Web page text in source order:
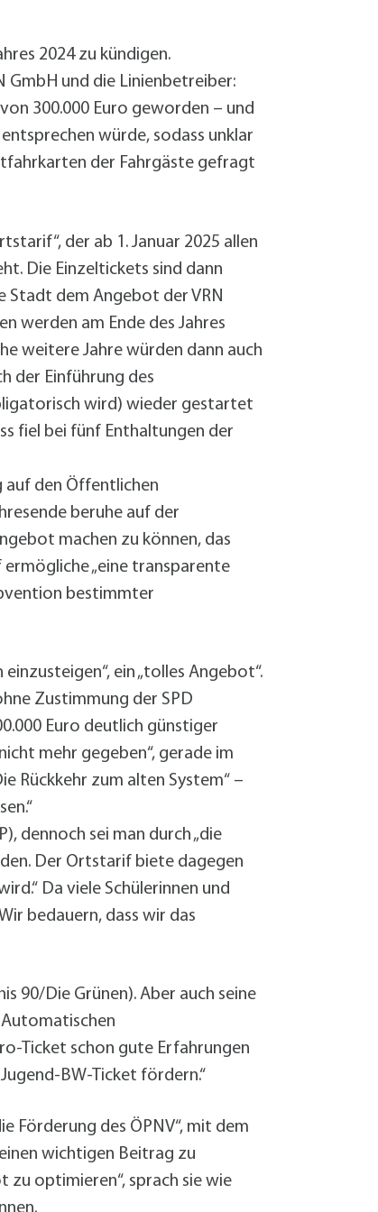
2024 zu kündigen.
GmbH und die Linienbetreiber:
300.000 Euro geworden – und
würde, sodass unklar
der Fahrgäste gefragt
der ab 1. Januar 2025 allen
Die Einzeltickets sind dann
Stadt dem Angebot der VRN
werden am Ende des Jahres
weitere Jahre würden dann auch
der Einführung des
wird) wieder gestartet
fiel bei fünf Enthaltungen der
auf den Öffentlichen
beruhe auf der
machen zu können, das
„eine transparente
bestimmter
ein „tolles Angebot“.
Zustimmung der SPD
Euro deutlich günstiger
mehr gegeben“, gerade im
Rückkehr zum alten System“ –
dennoch sei man durch „die
Der Ortstarif biete dagegen
Da viele Schülerinnen und
bedauern, dass wir das
90/Die Grünen). Aber auch seine
Automatischen
Ticket schon gute Erfahrungen
BW-Ticket fördern.“
Förderung des ÖPNV“, mit dem
wichtigen Beitrag zu
zu optimieren“, sprach sie wie